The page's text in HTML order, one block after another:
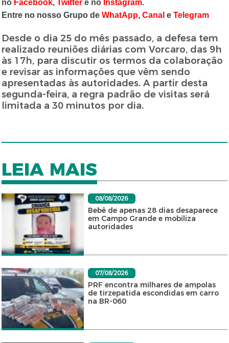
no Facebook, Twitter e no Instagram.
Entre no nosso Grupo deWhatApp,Canal eTelegram
Desde o dia 25 do mês passado, a defesa tem
realizado reuniões diárias com Vorcaro, das 9h
às 17h, para discutir os termos da colaboração
e revisar as informações que vêm sendo
apresentadas às autoridades. A partir desta
segunda-feira, a regra padrão de visitas será
limitada a 30 minutos por dia.
LEIA MAIS
08/08/2026
Bebê de apenas 28 dias desaparece
em Campo Grande e mobiliza
autoridades
07/08/2026
PRF encontra milhares de ampolas
de tirzepatida escondidas em carro
na BR-060